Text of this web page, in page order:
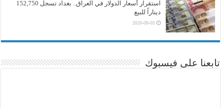
استقرار أسعار الدولار في العراق.. بغداد تسجل 152,750
ديناراً للبيع
2026-08-05
تابعنا على فيسبوك